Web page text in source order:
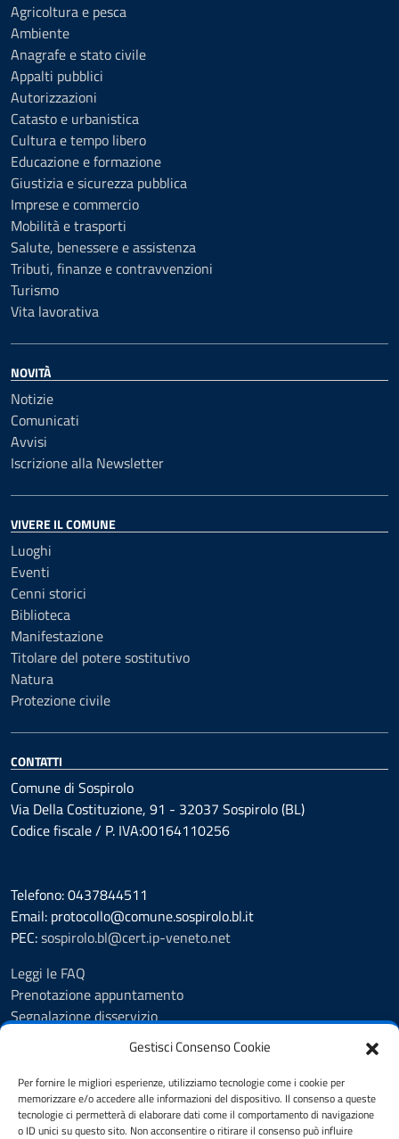
Gestisci Consenso Cookie
Per fornire le migliori esperienze, utilizziamo tecnologie come i cookie per
memorizzare e/o accedere alle informazioni del dispositivo. Il consenso a queste
tecnologie ci permetterà di elaborare dati come il comportamento di navigazione
o ID unici su questo sito. Non acconsentire o ritirare il consenso può influire
Agricoltura e pesca
Ambiente
Anagrafe e stato civile
Appalti pubblici
Autorizzazioni
Catasto e urbanistica
Cultura e tempo libero
Educazione e formazione
Giustizia e sicurezza pubblica
Imprese e commercio
Mobilità e trasporti
Salute, benessere e assistenza
Tributi, finanze e contravvenzioni
Turismo
Vita lavorativa
NOVITÀ
Notizie
Comunicati
Avvisi
Iscrizione alla Newsletter
VIVERE IL COMUNE
Luoghi
Eventi
Cenni storici
Biblioteca
Manifestazione
Titolare del potere sostitutivo
Natura
Protezione civile
CONTATTI
Comune di Sospirolo
Via Della Costituzione, 91 - 32037 Sospirolo (BL)
Codice fiscale / P. IVA:00164110256
Telefono: 0437844511
Email: protocollo@comune.sospirolo.bl.it
PEC:sospirolo.bl@cert.ip-veneto.net
Leggi le FAQ
Prenotazione appuntamento
Segnalazione disservizio
Richiesta assistenza
MyPA - Portale Cittadino Veneto
Richiesta di patrocinio comunale Sospirolo
Amministrazione trasparente
Albo Pretorio